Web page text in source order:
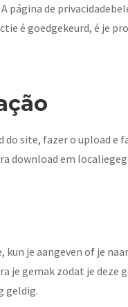
página de
é goedgekeurd, é je
site, fazer o upload e
download em
je aangeven of je
je gemak zodat je deze
geldig.